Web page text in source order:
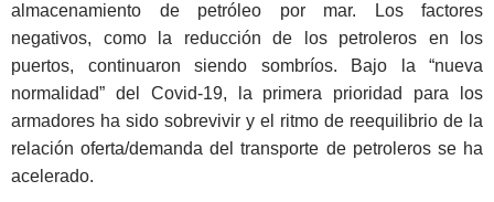
almacenamiento de petróleo por mar. Los factores
negativos, como la reducción de los petroleros en los
puertos, continuaron siendo sombríos. Bajo la “nueva
normalidad” del Covid-19, la primera prioridad para los
armadores ha sido sobrevivir y el ritmo de reequilibrio de la
relación oferta/demanda del transporte de petroleros se ha
acelerado.